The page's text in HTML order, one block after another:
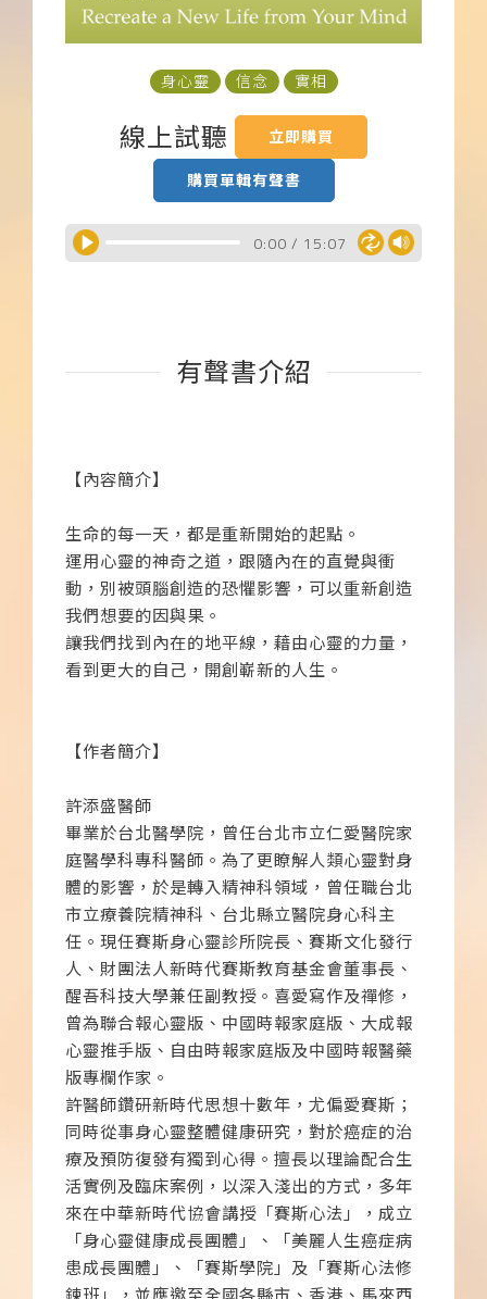
身心靈 信念 實相
線上試聽
立即購買
購買單輯有聲書
0:00 / 15:07
有聲書介紹
【內容簡介】
生命的每一天，都是重新開始的起點。
運用心靈的神奇之道，跟隨內在的直覺與衝
動，別被頭腦創造的恐懼影響，可以重新創造
我們想要的因與果。
讓我們找到內在的地平線，藉由心靈的力量，
看到更大的自己，開創嶄新的人生。
【作者簡介】
許添盛醫師
畢業於台北醫學院，曾任台北市立仁愛醫院家
庭醫學科專科醫師。為了更瞭解人類心靈對身
體的影響，於是轉入精神科領域，曾任職台北
市立療養院精神科、台北縣立醫院身心科主
任。現任賽斯身心靈診所院長、賽斯文化發行
人、財團法人新時代賽斯教育基金會董事長、
醒吾科技大學兼任副教授。喜愛寫作及禪修，
曾為聯合報心靈版、中國時報家庭版、大成報
心靈推手版、自由時報家庭版及中國時報醫藥
版專欄作家。
許醫師鑽研新時代思想十數年，尤偏愛賽斯；
同時從事身心靈整體健康研究，對於癌症的治
療及預防復發有獨到心得。擅長以理論配合生
活實例及臨床案例，以深入淺出的方式，多年
來在中華新時代協會講授「賽斯心法」，成立
「身心靈健康成長團體」、「美麗人生癌症病
患成長團體」、「賽斯學院」及「賽斯心法修